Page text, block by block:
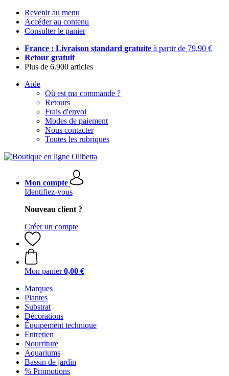
Revenir au menu
Accéder au contenu
Consulter le panier
France : Livraison standard gratuite à partir de 79,90 €
Retour gratuit
Plus de 6.900 articles
Aide
Où est ma commande ?
Retours
Frais d'envoi
Modes de paiement
Nous contacter
Toutes les rubriques
Mon compte
Identifiez-vous
Nouveau client ?
Créer un compte
Mon panier 0,00 €
Marques
Plantes
Substrat
Décorations
Équipement technique
Entretien
Nourriture
Aquariums
Bassin de jardin
% Promotions